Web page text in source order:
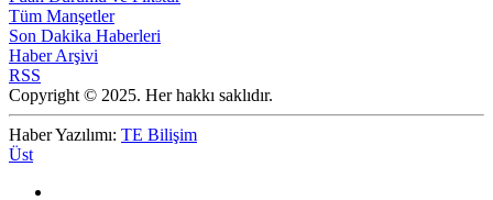
Tüm Manşetler
Son Dakika Haberleri
Haber Arşivi
RSS
Copyright © 2025. Her hakkı saklıdır.
Haber Yazılımı: TE Bilişim
Üst